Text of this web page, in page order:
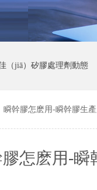
（jiā）矽膠處理劑動態
瞬幹膠怎麽用-瞬幹膠生
怎麽用-瞬